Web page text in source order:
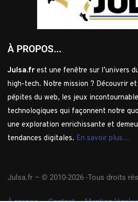
À PROPOS...
Julsa.fr est une fenêtre sur l’univers
high-tech. Notre mission ? Découvrir
pépites du web, les jeux
technologiques qui façonnent notre
une exploration enrichissante et
tendances digitales. En savoir plus…
Julsa.fr – © 2010-2026 -Tous droits